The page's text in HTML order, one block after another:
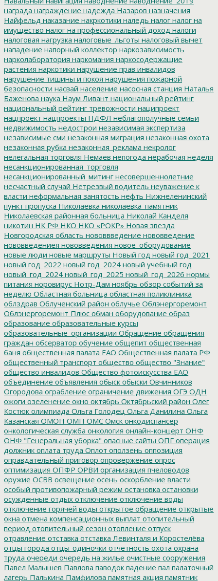
награда награждение надежда Назаров назначения
Найфельд наказание накркотики наледь налог налог на
имущество налог на профессиональный доход налоги
налоговая нагрузка налоговые_льготы налоговый вычет
нападение напорный коллектор наркозависимость
нарколаборатория наркомания наркосодержащие
растения наркотики нарушение прав инвалидов
нарушение тишины и покоя нарушения пожарной
безопасности насвай население насосная станция Наталья
Баженова наука Наум Ливант национальный рейтинг
национальный рейтинг тревожности наципроект
нацпроект нацпроекты НДФЛ неблагополучные семьи
недвижимость недострои независимая экспертиза
независимые сми незаконная миграция незаконная охота
незаконная рубка незаконная_реклама некролог
нелегальная торговля Немаев непогода нерабочая неделя
несанкционированная_торговля
несанкционированный_митинг несовершеннолетние
несчастный случай Нетрезвый водитель неуважение к
власти неформальная занятость нефть Нижнеленинский
пункт пропуска Николаевка николаевка_памятник
Николаевская районная больница Николай Канделя
никотин НК РФ НКО НКО «РОКР» Новая звезда
Новгородская область нововвведение нововведение
нововведениея нововведения новое_оборудование
новые люди новые маршруты Новый год новый год_2021
новый год_2022 новый год_2024 новый учебный год
новый_год_2024 новый_год_2025 новый_год_2026 нормы
питания норовирус Нотр-Дам ноябрь обзор событий за
неделю Областная больница областная поликлиника
облздрав Облученский район облучье Облэнергоремонт
Облэнергоремонт Плюс обман оборудование образ
образование образовательные курсы
образовательные_организации Обращение обращения
граждан обсерватор обучение общепит общественная
баня общественная палата ЕАО Общественная палата РФ
общественный транспорт общество общество "Знание"
общество инвалидов Общество фотоискусства ЕАО
объединение объявления обыск обыски Овчинников
Огородова ограбление ограничение движения ОГЭ ОДН
ожоги озеленение окно октябрь Октябрьский район Олег
Костюк олимпиада Ольга Голодец Ольга Данилина Ольга
Казанская ОМОН ОМП ОМС Омск онкодиспансер
онкологическая служба онкология онлайн-концерт ОНФ
ОНФ "Генеральная уборка" опасные сайты ОПГ операция
должник оплата труда Оплот оползень оппозиция
оправдательный приговор опровержение опрос
оптимизация ОПФР ОРВИ организация пчеловодов
оружие ОСВВ освещение осень оскорбление власти
особый противопожарный режим остановка остановки
осужденные отдых отключение отключение воды
отключение горячей воды открытое обращение открытые
окна отмена компенсационных выплат отопительный
период отопительный сезон отопление отпуск
отравление отставка отставка Левинталя и Коростелёва
отцы города отцы-одиночки отчетность охота охрана
труда очереди очередь на жилье очистные сооружения
Павел Малышев Павлова паводок падение пал палаточный
лагерь Палькина Памфилова памятная акция памятник